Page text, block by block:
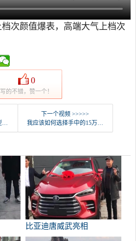
次颜值爆表，高端大气上档次
0
写的不错，赞一个！
下一个视频 >>>>>
我应该如何选择手中的15万英镑？购买这4辆越野车一定不要后悔！
比亚迪唐威武亮相